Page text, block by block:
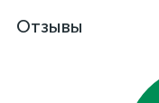
Отзывы